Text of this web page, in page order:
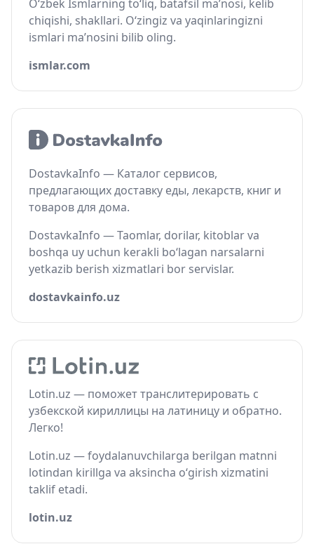
O‘zbek Ismlarning to‘liq, batafsil ma’nosi, kelib
chiqishi, shakllari. O‘zingiz va yaqinlaringizni
ismlari ma’nosini bilib oling.
ismlar.com
DostavkaInfo — Каталог сервисов,
предлагающих доставку еды, лекарств, книг и
товаров для дома.
DostavkaInfo — Taomlar, dorilar, kitoblar va
boshqa uy uchun kerakli bo‘lagan narsalarni
yetkazib berish xizmatlari bor servislar.
dostavkainfo.uz
Lotin.uz — поможет транслитерировать с
узбекской кириллицы на латиницу и обратно.
Легко!
Lotin.uz — foydalanuvchilarga berilgan matnni
lotindan kirillga va aksincha o‘girish xizmatini
taklif etadi.
lotin.uz